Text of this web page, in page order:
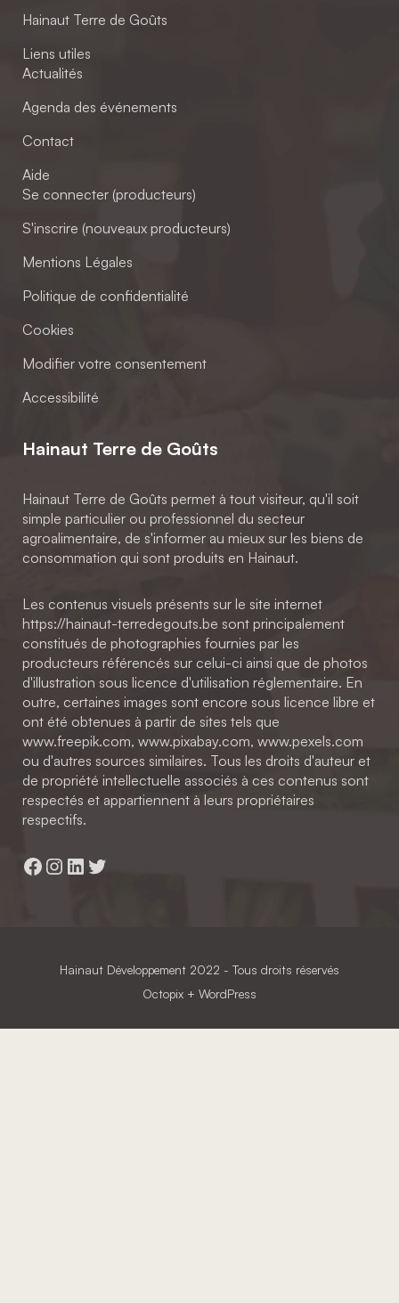
Hainaut Terre de Goûts
Liens utiles
Actualités
Agenda des événements
Contact
Aide
Se connecter (producteurs)
S'inscrire (nouveaux producteurs)
Mentions Légales
Politique de confidentialité
Cookies
Modifier votre consentement
Accessibilité
Hainaut Terre de Goûts
Hainaut Terre de Goûts permet à tout visiteur, qu'il soit
simple particulier ou professionnel du secteur
agroalimentaire, de s'informer au mieux sur les biens de
consommation qui sont produits en Hainaut.
Les contenus visuels présents sur le site internet
https://hainaut-terredegouts.be sont principalement
constitués de photographies fournies par les
producteurs référencés sur celui-ci ainsi que de photos
d'illustration sous licence d'utilisation réglementaire. En
outre, certaines images sont encore sous licence libre et
ont été obtenues à partir de sites tels que
www.freepik.com, www.pixabay.com, www.pexels.com
ou d'autres sources similaires. Tous les droits d'auteur et
de propriété intellectuelle associés à ces contenus sont
respectés et appartiennent à leurs propriétaires
respectifs.
Facebook
Instagram
LinkedIn
Twitter
Hainaut Développement 2022 - Tous droits réservés
Octopix + WordPress